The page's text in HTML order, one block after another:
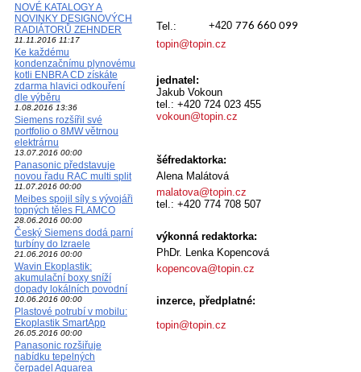
NOVÉ KATALOGY A
NOVINKY DESIGNOVÝCH
RADIÁTORŮ ZEHNDER
11.11.2016 11:17
Ke každému
kondenzačnímu plynovému
kotli ENBRA CD získáte
zdarma hlavici odkouření
dle výběru
1.08.2016 13:36
Siemens rozšířil své
portfolio o 8MW větrnou
elektrárnu
13.07.2016 00:00
Panasonic představuje
novou řadu RAC multi split
11.07.2016 00:00
Meibes spojil síly s vývojáři
topných těles FLAMCO
28.06.2016 00:00
Český Siemens dodá parní
turbíny do Izraele
21.06.2016 00:00
Wavin Ekoplastik:
akumulační boxy sníží
dopady lokálních povodní
10.06.2016 00:00
Plastové potrubí v mobilu:
Ekoplastik SmartApp
26.05.2016 00:00
Panasonic rozšiřuje
nabídku tepelných
čerpadel Aquarea
Tel.: +420 776 660 099
topin@topin.cz
jednatel:
Jakub Vokoun
tel.: +420 724 023 455
vokoun@topin.cz
šéfredaktorka:
Alena Malátová
malatova@topin.cz
tel.: +420 774 708 507
výkonná redaktorka:
PhDr. Lenka Kopencová
kopencova@topin.cz
inzerce, předplatné:
topin@topin.cz